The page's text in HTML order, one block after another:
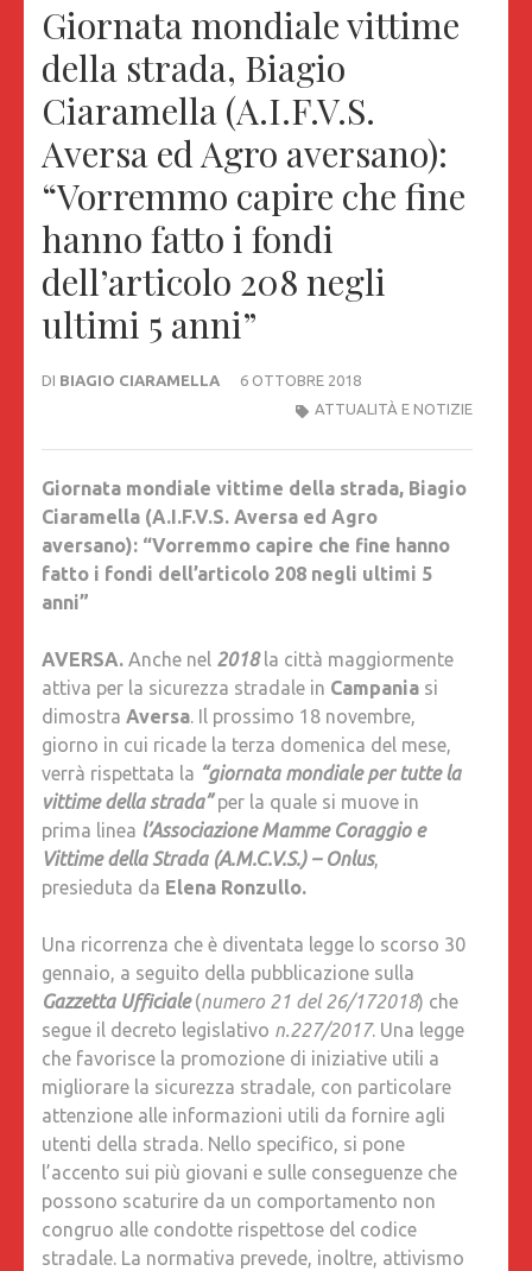
Giornata mondiale vittime
della strada, Biagio
Ciaramella (A.I.F.V.S.
Aversa ed Agro aversano):
“Vorremmo capire che fine
hanno fatto i fondi
dell’articolo 208 negli
ultimi 5 anni”
DI BIAGIO CIARAMELLA
6 OTTOBRE 2018
ATTUALITÀ E NOTIZIE
Giornata mondiale vittime della strada, Biagio
Ciaramella (A.I.F.V.S. Aversa ed Agro
aversano): “Vorremmo capire che fine hanno
fatto i fondi dell’articolo 208 negli ultimi 5
anni”
AVERSA. Anche nel 2018la città maggiormente
attiva per la sicurezza stradale in Campania si
dimostra Aversa. Il prossimo 18 novembre,
giorno in cui ricade la terza domenica del mese,
verrà rispettata la “giornata mondiale per tutte la
vittime della strada”per la quale si muove in
prima linea l’Associazione Mamme Coraggio e
Vittime della Strada (A.M.C.V.S.) – Onlus,
presieduta da Elena Ronzullo.
Una ricorrenza che è diventata legge lo scorso 30
gennaio, a seguito della pubblicazione sulla
Gazzetta Ufficiale(numero 21 del 26/172018) che
segue il decreto legislativo n.227/2017. Una legge
che favorisce la promozione di iniziative utili a
migliorare la sicurezza stradale, con particolare
attenzione alle informazioni utili da fornire agli
utenti della strada. Nello specifico, si pone
l’accento sui più giovani e sulle conseguenze che
possono scaturire da un comportamento non
congruo alle condotte rispettose del codice
stradale. La normativa prevede, inoltre, attivismo